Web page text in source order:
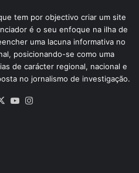
tem por objectivo criar um site
é o seu enfoque na ilha de
uma lacuna informativa no
posicionando-se como uma
de carácter regional, nacional e
no jornalismo de investigação.
X YouTube